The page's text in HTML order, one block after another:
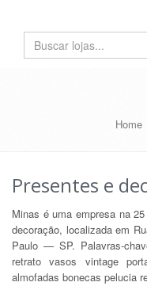
Buscar
lojas
Home
Presentes e
Minas é uma empresa na
decoração, localizada em
Paulo — SP. Palavras-
retrato vasos vintage
almofadas bonecas pelucia